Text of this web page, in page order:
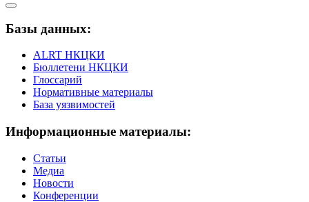
Базы данных:
ALRT НКЦКИ
Бюллетени НКЦКИ
Глоссарий
Нормативные материалы
База уязвимостей
Информационные материалы:
Статьи
Медиа
Новости
Конференции